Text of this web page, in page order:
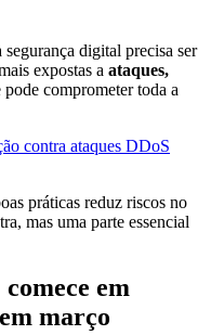
digital precisa ser
expostas a ataques,
pode comprometer toda a
contra ataques DDoS
práticas reduz riscos no
mas uma parte essencial
em
março